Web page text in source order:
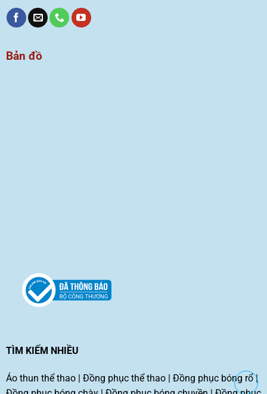
Bản đồ
TÌM KIẾM NHIỀU
Áo thun thể thao| Đồng phục thể thao| Đồng phục bóng rổ|